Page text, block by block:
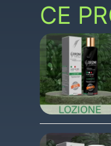
CE